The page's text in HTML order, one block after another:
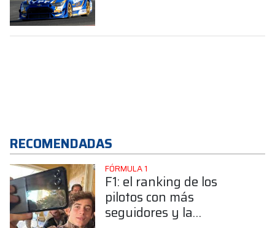
RECOMENDADAS
FÓRMULA 1
F1: el ranking de los
pilotos con más
seguidores y la